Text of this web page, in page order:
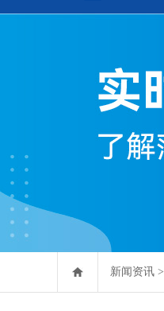
新闻资讯 >